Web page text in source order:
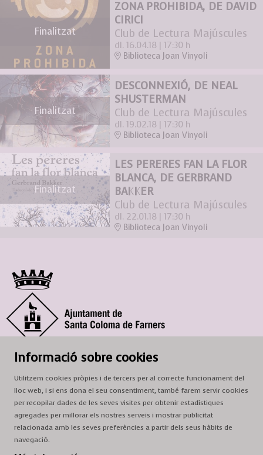
Finalitzat
ZONA PROHIBIDA, DE DAVID
CIRICI
Club de Lectura Majúscules
dl. 16.04.18 | 17:30 h
Biblioteca Joan Vinyoli
Finalitzat
DESCONNEXIÓ, DE NEAL
SHUSTERMAN
Club de Lectura Majúscules
dl. 19.02.18 | 17:30 h
Biblioteca Joan Vinyoli
Finalitzat
LES PERERES FAN LA FLOR
BLANCA, DE GERBRAND
BAKKER
Club de Lectura Majúscules
dl. 22.01.18 | 17:30 h
Biblioteca Joan Vinyoli
© Ajuntament de Santa Coloma de Farners
Adreça: c. del Prat, 16, 17430 Santa Coloma de Farners
A/e:cultura@scf.cat
Sitemap
Informació sobre cookies
Utilitzem cookies pròpies i de tercers per al correcte funcionament del
lloc web, i si ens dona el seu consentiment, també farem servir cookies
per recopilar dades de les seves visites per obtenir estadístiques
agregades per millorar els nostres serveis i mostrar publicitat
relacionada amb les seves preferències a partir dels seus hàbits de
navegació.